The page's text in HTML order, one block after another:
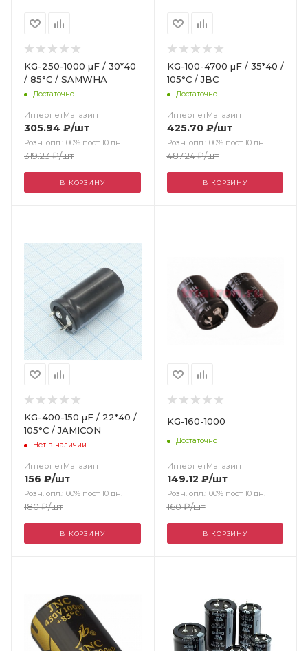
KG-250-1000 µF / 30*40
/ 85°С / SAMWHA
Достаточно
ИнтернетМагазин
305.94 ₽/шт
Розн. опл.:100% пост 10 дн.
319.23₽/шт
В КОРЗИНУ
KG-100-4700 µF / 35*40 /
105°С / JBC
Достаточно
ИнтернетМагазин
425.70₽/шт
Розн. опл.:100% пост 10 дн.
487.24₽/шт
В КОРЗИНУ
KG-400-150 µF / 22*40 /
105°С / JAMICON
Нет в наличии
ИнтернетМагазин
156 ₽/шт
Розн. опл.:100% пост 10 дн.
180₽/шт
В КОРЗИНУ
KG-160-1000
Достаточно
ИнтернетМагазин
149.12 ₽/шт
Розн. опл.:100% пост 10 дн.
160₽/шт
В КОРЗИНУ